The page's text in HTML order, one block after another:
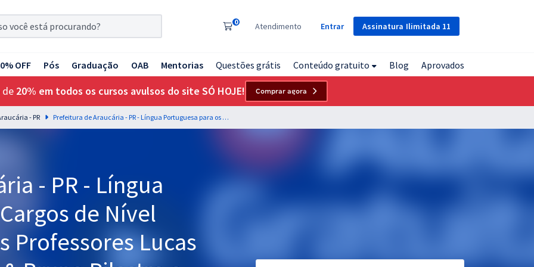
Assinatura Ilimitada 11
0 Atendimento Entrar
OFF Pós Graduação OAB Mentorias Questões grátis Conteúdo gratuito Blog Aprovados
de 20% em todos os cursos avulsos do site SÓ HOJE! Comprar agora
- PR Prefeitura de Araucária - PR - Língua Portuguesa para os Cargos de Nível Fundamental com os Professores Lucas Lemos (Videoaulas) & Bruno Pilastre e Gustavo Silva (Aulas em PDF)
- PR - Língua
de Nível
Professores Lucas